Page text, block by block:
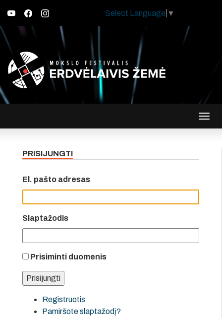
Select Language ▼
PRISIJUNGTI
El. pašto adresas
Slaptažodis
Prisiminti duomenis
Registruotis
Pamiršote slaptažodį?